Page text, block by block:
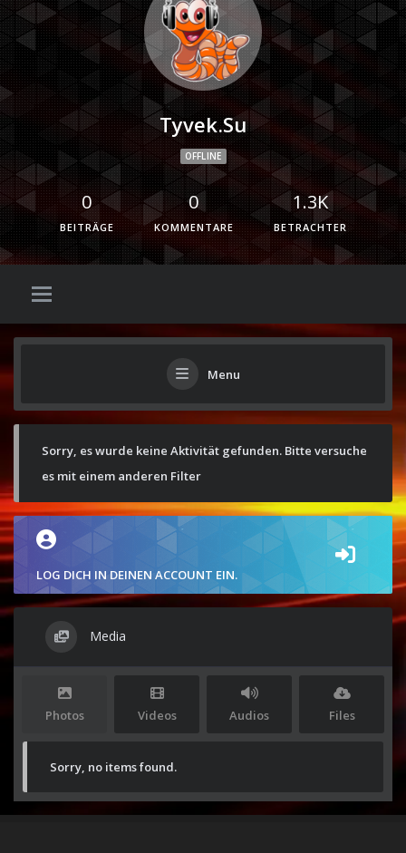
Tyvek.su
OFFLINE
0
BEITRÄGE
0
KOMMENTARE
1.3K
BETRACHTER
Menu
Sorry, es wurde keine Aktivität gefunden. Bitte versuche
es mit einem anderen Filter
LOG DICH IN DEINEN ACCOUNT EIN.
Media
Photos Videos Audios Files
Sorry, no items found.